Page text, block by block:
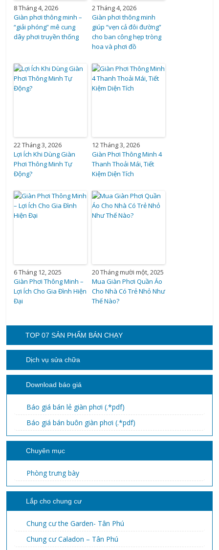
8 Tháng 4, 2026
Giàn phơi thông minh –
“giải phóng” mê cung
dây phơi truyền thống
2 Tháng 4, 2026
Giàn phơi thông minh
giúp “vẹn cả đôi đường”
cho ban công hẹp tròng
hoa và phơi đồ
22 Tháng 3, 2026
Lợi Ích Khi Dùng Giàn
Phơi Thông Minh Tự
Động?
12 Tháng 3, 2026
Giàn Phơi Thông Minh 4
Thanh Thoải Mái, Tiết
Kiệm Diện Tích
6 Tháng 12, 2025
Giàn Phơi Thông Minh –
Lợi Ích Cho Gia Đình Hiện
Đại
20 Tháng mười một, 2025
Mua Giàn Phơi Quần Áo
Cho Nhà Có Trẻ Nhỏ Như
Thế Nào?
TOP 07 SẢN PHẨM BÁN CHẠY
Dịch vụ sửa chữa
Download báo giá
Báo giá bán lẻ giàn phơi (.*pdf)
Báo giá bán buôn giàn phơi (.*pdf)
Chuyên mục
Phòng trưng bày
Lắp cho chung cư
Chung cư the Garden- Tân Phú
Chung cư Caladon – Tân Phú